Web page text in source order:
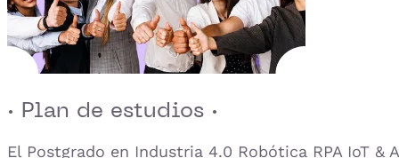
· Plan de estudios ·
El Postgrado en Industria 4.0 Robótica RPA IoT &